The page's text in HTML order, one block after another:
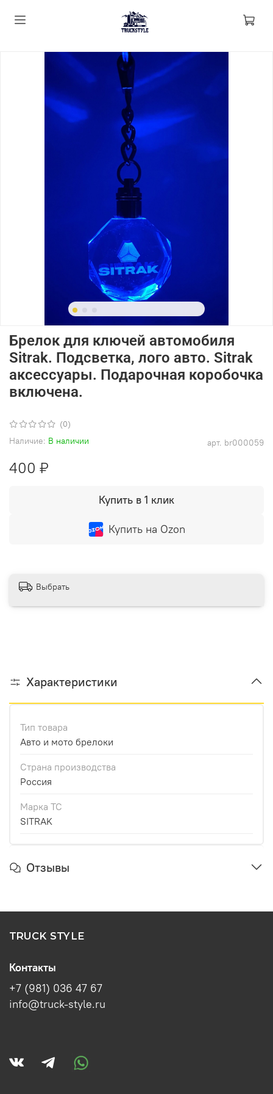
(0)
арт. br000059
Наличие: В наличии
Брелок для ключей автомобиля
Sitrak. Подсветка, лого авто. Sitrak
аксессуары. Подарочная коробочка
включена.
400 ₽
Купить в 1 клик
Купить на Ozon
Выбрать
Характеристики
Тип товара
Авто и мото брелоки
Страна производства
Россия
Марка ТС
SITRAK
Отзывы
TRUCK STYLE
Контакты
+7 (981) 036 47 67
info@truck-style.ru